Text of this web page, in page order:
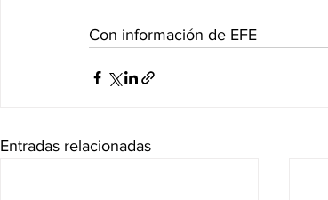
Con información de EFE
Entradas relacionadas